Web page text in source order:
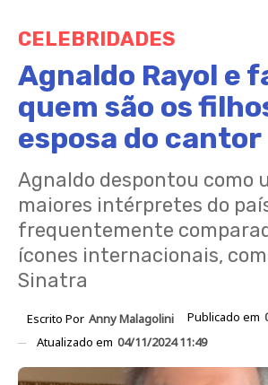
CELEBRIDADES
Agnaldo Rayol e
quem são os
esposa do cantor
Agnaldo despontou como
maiores intérpretes do
frequentemente
ícones internacionais,
Sinatra
Escrito Por Anny Malagolini Publicado em
Atualizado em 04/11/2024 11:49